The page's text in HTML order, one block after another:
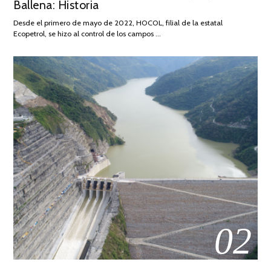
2026
Ballena: Historia
Desde el primero de mayo de 2022, HOCOL, filial de la estatal
Ecopetrol, se hizo al control de los campos …
02